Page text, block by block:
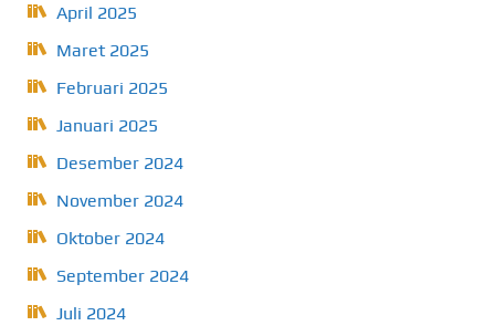
April 2025
Maret 2025
Februari 2025
Januari 2025
Desember 2024
November 2024
Oktober 2024
September 2024
Juli 2024